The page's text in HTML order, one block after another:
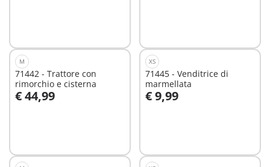
M
71442 - Trattore con
rimorchio e cisterna
€ 44,99
Aggiungi al carrello
XS
71445 - Venditrice di
marmellata
€ 9,99
Aggiungi al carrello